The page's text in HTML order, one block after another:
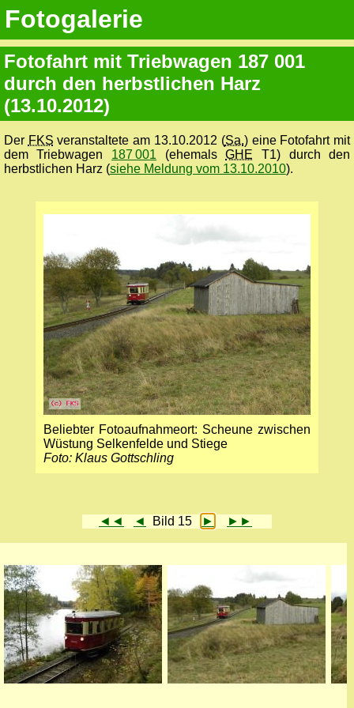
Fotogalerie
Fotofahrt mit Triebwagen 187 001
durch den herbstlichen Harz
(13.10.2012)
Der FKS veranstaltete am 13.10.2012 (Sa.) eine Fotofahrt mit
dem Triebwagen 187 001 (ehemalsGHE T1) durch den
herbstlichen Harz (siehe Meldung vom 13.10.2010).
Beliebter Fotoaufnahmeort: Scheune zwischen
Wüstung Selkenfelde und Stiege
Foto: Klaus Gottschling
◄◄ ◄ Bild 15 ► ►►